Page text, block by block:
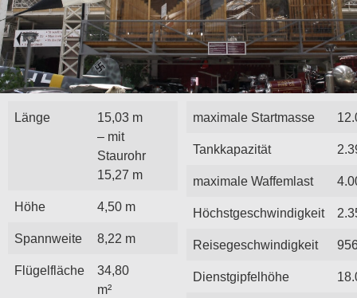
Länge
15,03 m
– mit
Staurohr
15,27 m
Höhe 4,50 m
Spannweite 8,22 m
Flügelfläche
34,80
m²
maximale Startmasse
Tankkapazität
maximale Waffemlast
Höchstgeschwindigkeit
Reisegeschwindigkeit
Dienstgipfelhöhe